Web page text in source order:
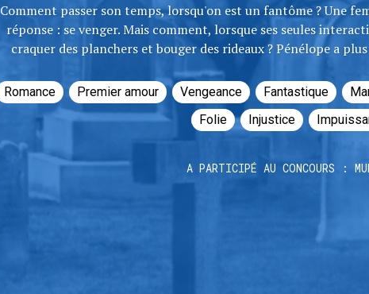
Comment passer son temps, lorsqu'on est un fantôme ? Une
réponse : se venger. Mais comment, lorsque ses seules
craquer des planchers et bouger des rideaux ? Pénélope a
Romance Premier amour Vengeance Fantastique
Folie
Injustice
A PARTICIPÉ AU CONCOURS :